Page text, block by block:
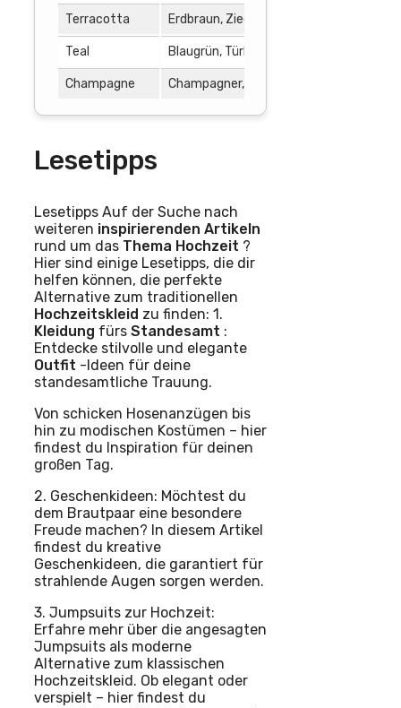
Terracotta Erdbraun, Ziegelrot
Teal Blaugrün, Türkis
Champagne Champagner, Beige
Lesetipps
Lesetipps Auf der Suche nach
weiteren inspirierenden Artikeln
rund um das Thema Hochzeit ?
Hier sind einige Lesetipps, die dir
helfen können, die perfekte
Alternative zum traditionellen
Hochzeitskleid zu finden: 1.
Kleidung fürs Standesamt :
Entdecke stilvolle und elegante
Outfit -Ideen für deine
standesamtliche Trauung.
Von schicken Hosenanzügen bis
hin zu modischen Kostümen – hier
findest du Inspiration für deinen
großen Tag.
2. Geschenkideen: Möchtest du
dem Brautpaar eine besondere
Freude machen? In diesem Artikel
findest du kreative
Geschenkideen, die garantiert für
strahlende Augen sorgen werden.
3. Jumpsuits zur Hochzeit:
Erfahre mehr über die angesagten
Jumpsuits als moderne
Alternative zum klassischen
Hochzeitskleid. Ob elegant oder
verspielt – hier findest du